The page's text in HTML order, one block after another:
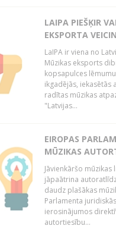
LAIPA PIEŠĶIR
EKSPORTA
LaIPA ir viena no
Mūzikas eksports
kopsapulces
ikgadējās, iekasētās
radītas mūzikas
"Latvijas...
EIROPAS
MŪZIKAS
Jāvienkāršo
jāpaātrina
daudz plašākas
Parlamenta
ierosinājumos
autortiesību...